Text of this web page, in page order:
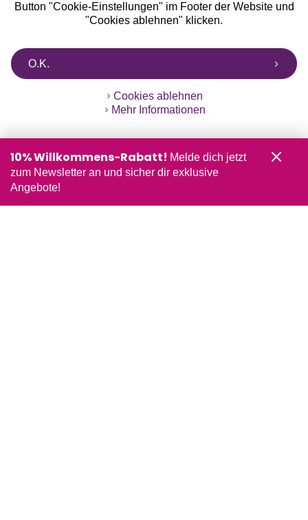
Button "Cookie-Einstellungen" im Footer der Website und
"Cookies ablehnen" klicken.
O.K.
Cookies ablehnen
Mehr Informationen
10% Willkommens-Rabatt! Melde dich jetzt
zum Newsletter an und sicher dir exklusive
Angebote!